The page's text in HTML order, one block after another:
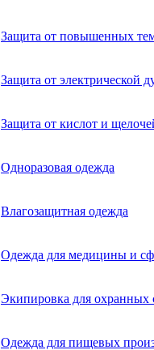
Защита от повышенных
Защита от электрической
Защита от кислот и
Одноразовая одежда
Влагозащитная одежда
Одежда для медицины и
Экипировка для охранных
Одежда для пищевых